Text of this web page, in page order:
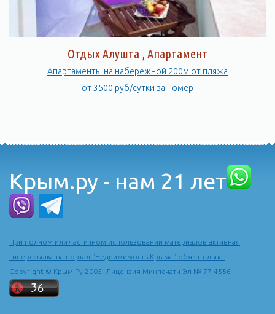
Отдых Алушта , Апартамент
Апартаменты на набережной 200м от пляжа
от 3500 руб/сутки за номер
Крым.ру - нам 21 лет
При полном или частичном использовании материалов активная
гиперссылка на портал "Недвижимость Крыма" обязательна.
Copyright © Крым.Ру 2005. Лицензия Минпечати Эл № 77-4556